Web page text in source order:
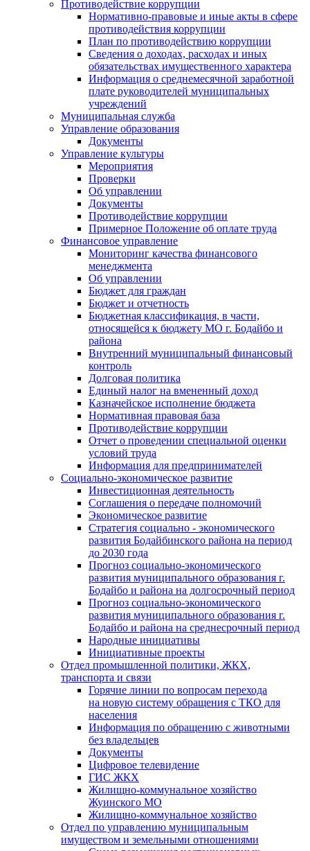
Противодействие коррупции
Нормативно-правовые и иные акты в сфере
противодействия коррупции
План по противодействию коррупции
Сведения о доходах, расходах и иных
обязательствах имущественного характера
Информация о среднемесячной заработной
плате руководителей муниципальных
учреждений
Муниципальная служба
Управление образования
Документы
Управление культуры
Мероприятия
Проверки
Об управлении
Документы
Противодействие коррупции
Примерное Положение об оплате труда
Финансовое управление
Мониторинг качества финансового
менеджмента
Об управлении
Бюджет для граждан
Бюджет и отчетность
Бюджетная классификация, в части,
относящейся к бюджету МО г. Бодайбо и
района
Внутренний муниципальный финансовый
контроль
Долговая политика
Единый налог на вмененный доход
Казначейское исполнение бюджета
Нормативная правовая база
Противодействие коррупции
Отчет о проведении специальной оценки
условий труда
Информация для предпринимателей
Социально-экономическое развитие
Инвестиционная деятельность
Соглашения о передаче полномочий
Экономическое развитие
Стратегия социально - экономического
развития Бодайбинского района на период
до 2030 года
Прогноз социально-экономического
развития муниципального образования г.
Бодайбо и района на долгосрочный период
Прогноз социально-экономического
развития муниципального образования г.
Бодайбо и района на среднесрочный период
Народные инициативы
Инициативные проекты
Отдел промышленной политики, ЖКХ,
транспорта и связи
Горячие линии по вопросам перехода
на новую систему обращения с ТКО для
населения
Информация по обращению с животными
без владельцев
Документы
Цифровое телевидение
ГИС ЖКХ
Жилищно-коммунальное хозяйство
Жуинского МО
Жилищно-коммунальное хозяйство
Отдел по управлению муниципальным
имуществом и земельными отношениями